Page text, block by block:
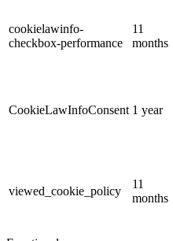
cookielawinfo-
checkbox-performance
11
months
CookieLawInfoConsent 1 year
viewed_cookie_policy
11
months